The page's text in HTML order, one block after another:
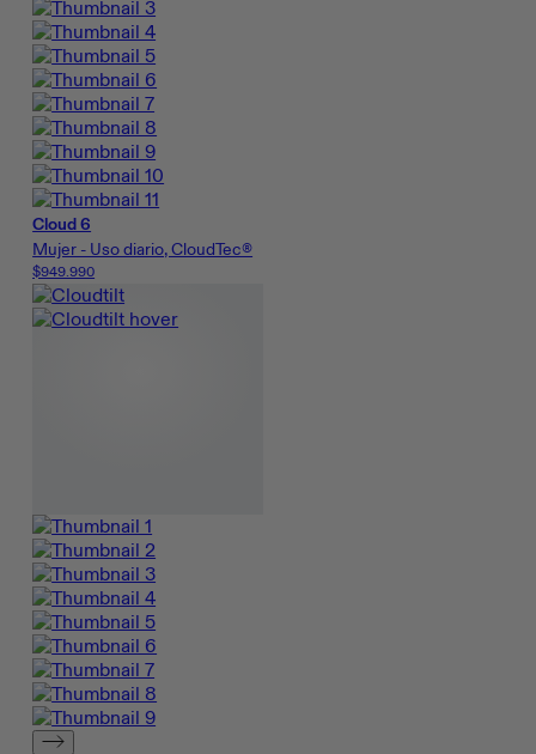
Cloud 6
Mujer - Uso diario, CloudTec®
$949.990